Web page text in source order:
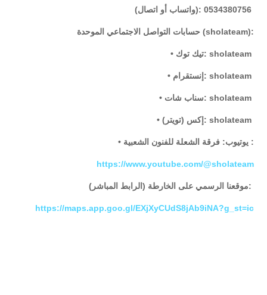
حسابات التواصل الاجتماعي الموحدة (sholateam):
• تيك توك: sholateam
• إنستقرام: sholateam
• سناب شات: sholateam
• إكس (تويتر): sholateam
• يوتيوب: فرقة الشعلة للفنون الشعبية :
https://www.youtube.com/@sholateam
موقعنا الرسمي على الخارطة (الرابط المباشر):
https://maps.app.goo.gl/EXjXyCUdS8jAb9iNA?g_st=ic